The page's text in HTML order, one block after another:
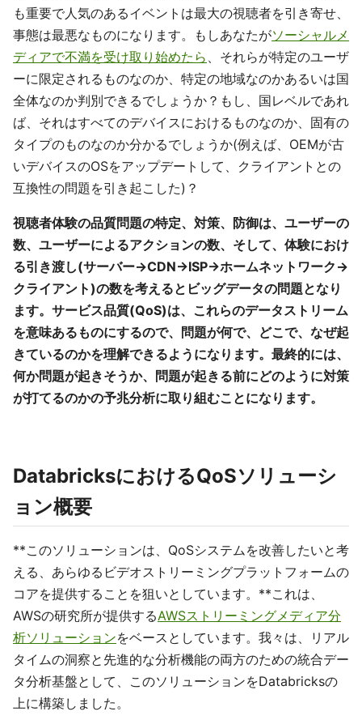
も重要で人気のあるイベントは最大の視聴者を引き寄せ、
事態は最悪なものになります。もしあなたがソーシャルメ
ディアで不満を受け取り始めたら 、それらが特定のユーザ
ーに限定されるものなのか、特定の地域なのかあるいは国
全体なのか判別できるでしょうか？もし、国レベルであれ
ば、それはすべてのデバイスにおけるものなのか、固有の
タイプのものなのか分かるでしょうか(例えば、OEMが古
いデバイスのOSをアップデートして、クライアントとの
互換性の問題を引き起こした)？
視聴者体験の品質問題の特定、対策、防御は、ユーザーの
数、ユーザーによるアクションの数、そして、体験におけ
る引き渡し(サーバー→CDN→ISP→ホームネットワーク→
クライアント)の数を考えるとビッグデータの問題となり
ます。サービス品質(QoS)は、これらのデータストリーム
を意味あるものにするので、問題が何で、どこで、なぜ起
きているのかを理解できるようになります。最終的には、
何か問題が起きそうか、問題が起きる前にどのように対策
が打てるのかの予兆分析に取り組むことになります。
DatabricksにおけるQoSソリューシ
ョン概要
**このソリューションは、QoSシステムを改善したいと考
える、あらゆるビデオストリーミングプラットフォームの
コアを提供することを狙いとしています。**これは、
AWSの研究所が提供するAWSストリーミングメディア分
析ソリューションをベースとしています。我々は、リアル
タイムの洞察と先進的な分析機能の両方のための統合デー
タ分析基盤として、このソリューションをDatabricksの
上に構築しました。